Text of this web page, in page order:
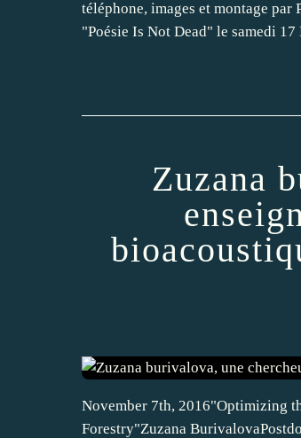
téléphone, images et montage par
"Poésie Is Not Dead" le samedi 17
Zuzana
November 7th, 2016"Optimizing
Forestry"Zuzana